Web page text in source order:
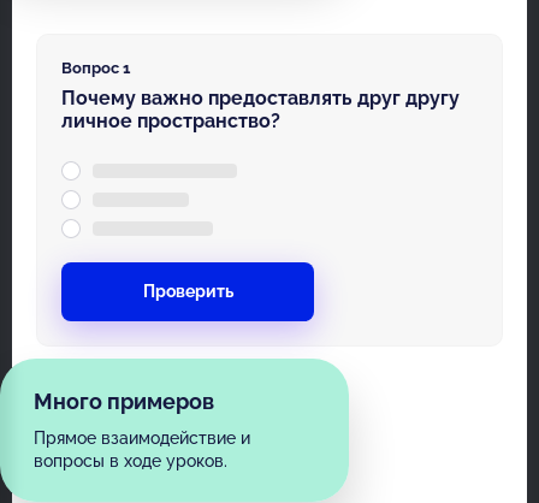
Вопрос 1
Почему важно предоставлять друг другу
личное пространство?
Проверить
Много примеров
Прямое взаимодействие и
вопросы в ходе уроков.